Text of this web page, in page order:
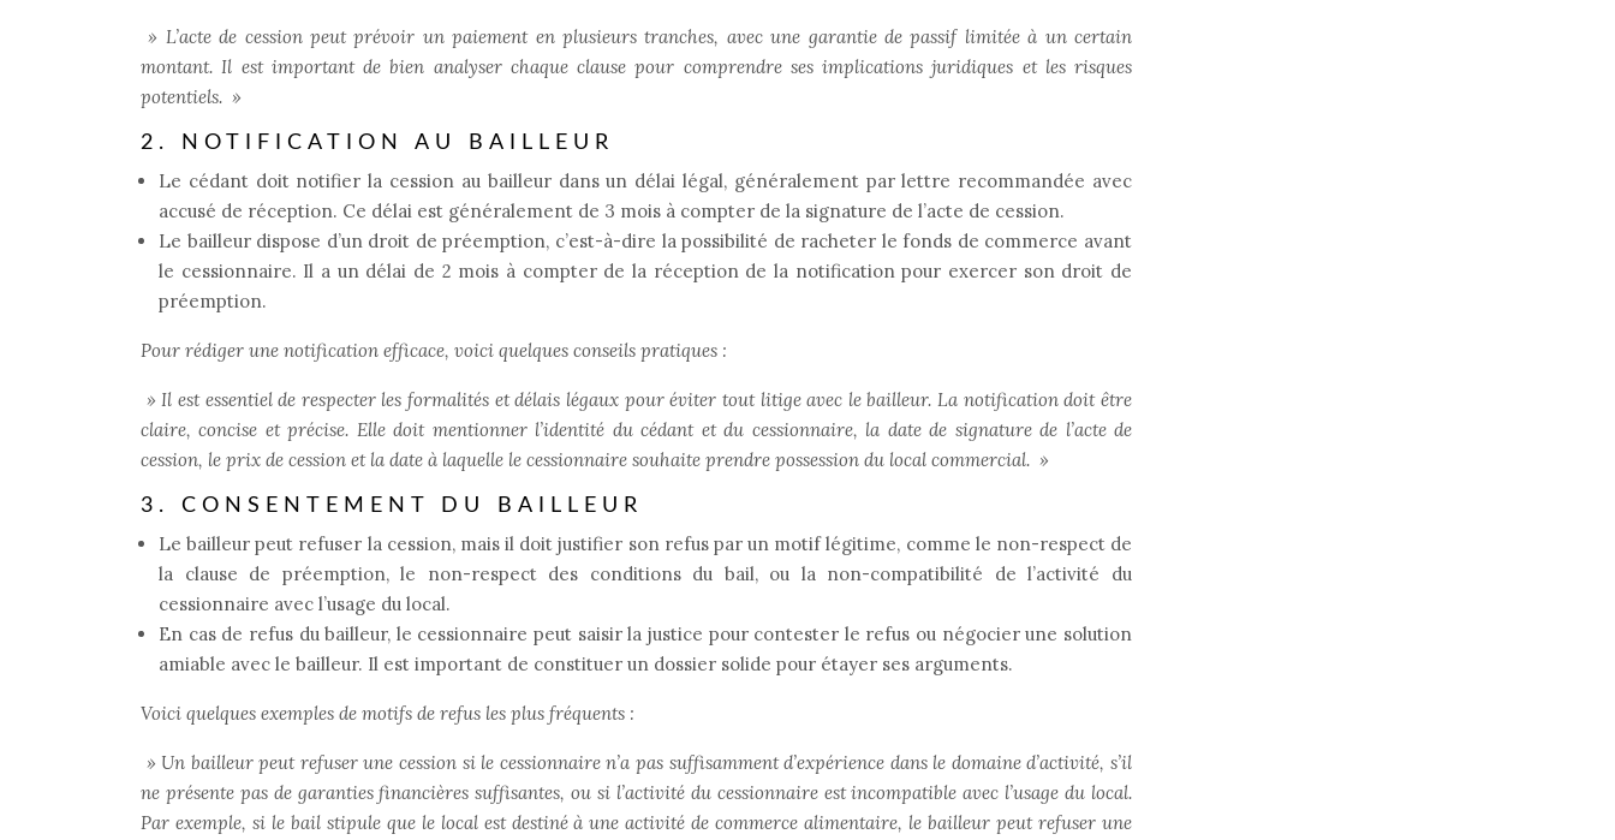
» L’acte de cession peut prévoir un paiement en plusieurs tranches, avec une garantie de passif limitée à un certain
montant. Il est important de bien analyser chaque clause pour comprendre ses implications juridiques et les risques
potentiels. »
2. NOTIFICATION AU BAILLEUR
Le cédant doit notifier la cession au bailleur dans un délai légal, généralement par lettre recommandée avec
accusé de réception. Ce délai est généralement de 3 mois à compter de la signature de l’acte de cession.
Le bailleur dispose d’un droit de préemption, c’est-à-dire la possibilité de racheter le fonds de commerce avant
le cessionnaire. Il a un délai de 2 mois à compter de la réception de la notification pour exercer son droit de
préemption.
Pour rédiger une notification efficace, voici quelques conseils pratiques :
»Il est essentiel de respecter les formalités et délais légaux pour éviter tout litige avec le bailleur. La notification doit être
claire, concise et précise. Elle doit mentionner l’identité du cédant et du cessionnaire, la date de signature de l’acte de
cession, le prix de cession et la date à laquelle le cessionnaire souhaite prendre possession du local commercial. »
3. CONSENTEMENT DU BAILLEUR
Le bailleur peut refuser la cession, mais il doit justifier son refus par un motif légitime, comme le non-respect de
la clause de préemption, le non-respect des conditions du bail, ou la non-compatibilité de l’activité du
cessionnaire avec l’usage du local.
En cas de refus du bailleur, le cessionnaire peut saisir la justice pour contester le refus ou négocier une solution
amiable avec le bailleur. Il est important de constituer un dossier solide pour étayer ses arguments.
Voici quelques exemples de motifs de refus les plus fréquents :
» Un bailleur peut refuser une cession si le cessionnaire n’a pas suffisamment d’expérience dans le domaine d’activité, s’il
ne présente pas de garanties financières suffisantes, ou si l’activité du cessionnaire est incompatible avec l’usage du local.
Par exemple, si le bail stipule que le local est destiné à une activité de commerce alimentaire, le bailleur peut refuser une